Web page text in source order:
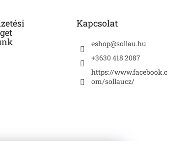
Kapcsolat
eshop@sollau.hu
+3630 418 2087
https://www.facebook.c
om/sollaucz/